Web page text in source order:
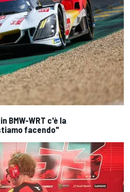
BMW-WRT c'è la
facendo"